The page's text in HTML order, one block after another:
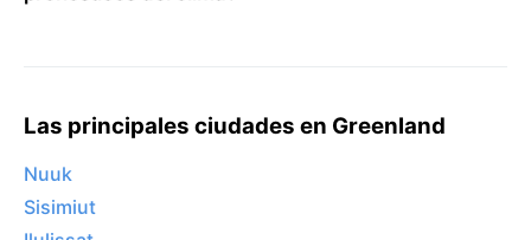
Las principales ciudades en Greenland
Nuuk
Sisimiut